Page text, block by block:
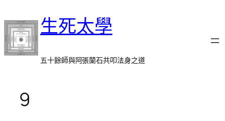
至
主
要
內
生死太學
五十餘師與阿張蘭石共叩法身之道
9